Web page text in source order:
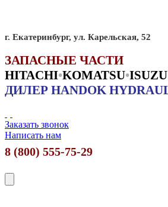
г. Екатеринбург, ул. Карельская, 52
ЗАПАСНЫЕ ЧАСТИ
HITACHI•KOMATSU•
ДИЛЕР HANDOK
Заказать звонок
Написать нам
8 (800) 555-75-29